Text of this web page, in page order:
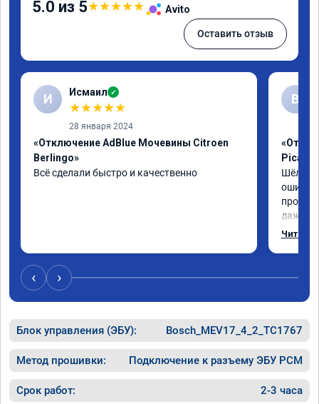
5.0 из 5★★★★★ Avito
Оставить отзыв
И Исмаил ✓
★★★★★
28 января 2024
«Отключение AdBlue Мочевины Citroen
Berlingo»
Всё сделали быстро и качественно
В
Шёл по
ошибка
даже с
Читать
‹ ›
Блок управления (ЭБУ): Bosch_MEV17_4_2_TC1767
Метод прошивки: Подключение к разъему ЭБУ PCM
Срок работ: 2-3 часа